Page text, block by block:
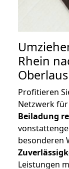
Rhein
Profitieren
Netzwerk
Beiladung
besonderen
Leistungen